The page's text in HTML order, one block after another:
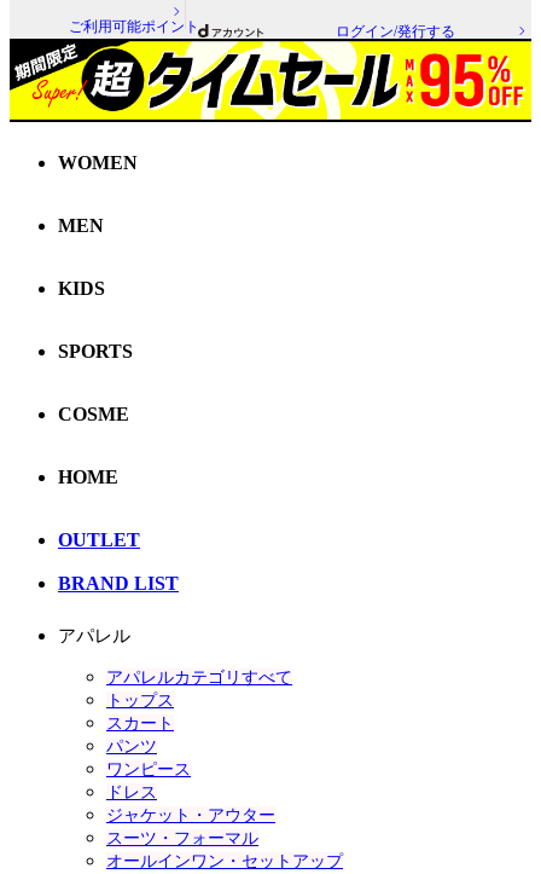
ご利用可能ポイント ログイン/発行する
WOMEN
MEN
KIDS
SPORTS
COSME
HOME
OUTLET
BRAND LIST
アパレル
アパレルカテゴリすべて
トップス
スカート
パンツ
ワンピース
ドレス
ジャケット・アウター
スーツ・フォーマル
オールインワン・セットアップ